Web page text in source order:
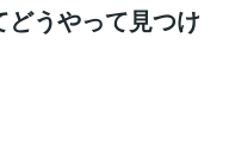
どうやって見つけ